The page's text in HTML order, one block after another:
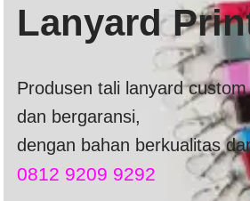
Lanyard
Produsen tali lanyard
dan bergaransi,
dengan bahan berkualitas
0812 9209 9292